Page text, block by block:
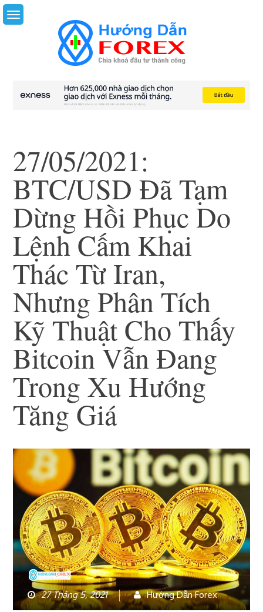
Skip
to
27/05/2021:
BTC/USD Đã Tạm
Dừng Hồi Phục Do
Lệnh Cấm Khai
Thác Từ Iran,
Nhưng Phân Tích
Kỹ Thuật Cho Thấy
Bitcoin Vẫn Đang
Trong Xu Hướng
Tăng Giá
27 Tháng 5, 2021 Hướng Dẫn Forex